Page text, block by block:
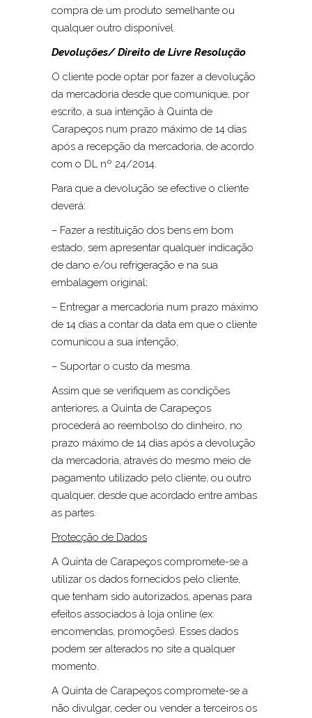
compra de um produto semelhante ou
qualquer outro disponível.
Devoluções/ Direito de Livre Resolução
O cliente pode optar por fazer a devolução
da mercadoria desde que comunique, por
escrito, a sua intenção à Quinta de
Carapeços num prazo máximo de 14 dias
após a recepção da mercadoria, de acordo
com o DL nº 24/2014.
Para que a devolução se efective o cliente
deverá:
– Fazer a restituição dos bens em bom
estado, sem apresentar qualquer indicação
de dano e/ou refrigeração e na sua
embalagem original;
– Entregar a mercadoria num prazo máximo
de 14 dias a contar da data em que o cliente
comunicou a sua intenção;
– Suportar o custo da mesma.
Assim que se verifiquem as condições
anteriores, a Quinta de Carapeços
procederá ao reembolso do dinheiro, no
prazo máximo de 14 dias após a devolução
da mercadoria, através do mesmo meio de
pagamento utilizado pelo cliente, ou outro
qualquer, desde que acordado entre ambas
as partes.
Protecção de Dados
A Quinta de Carapeços compromete-se a
utilizar os dados fornecidos pelo cliente,
que tenham sido autorizados, apenas para
efeitos associados à loja online (ex:
encomendas, promoções). Esses dados
podem ser alterados no site a qualquer
momento.
A Quinta de Carapeços compromete-se a
não divulgar, ceder ou vender a terceiros os